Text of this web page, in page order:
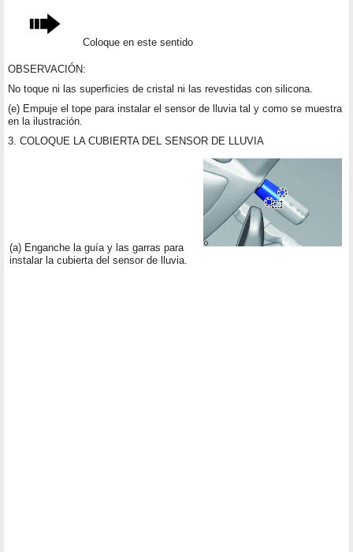
Coloque en este sentido
OBSERVACIÓN:
No toque ni las superficies de cristal ni las revestidas con silicona.
(e) Empuje el tope para instalar el sensor de lluvia tal y como se muestra
en la ilustración.
3. COLOQUE LA CUBIERTA DEL SENSOR DE LLUVIA
(a) Enganche la guía y las garras para
instalar la cubierta del sensor de lluvia.